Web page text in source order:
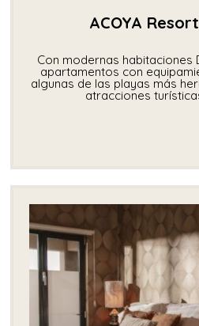
ACOYA
Con modernas habitaciones
apartamentos con
algunas de las playas más
atracciones